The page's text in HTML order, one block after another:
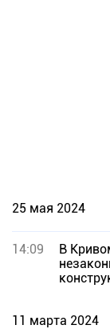
25 мая 2024
14:09
В
11 марта 2024